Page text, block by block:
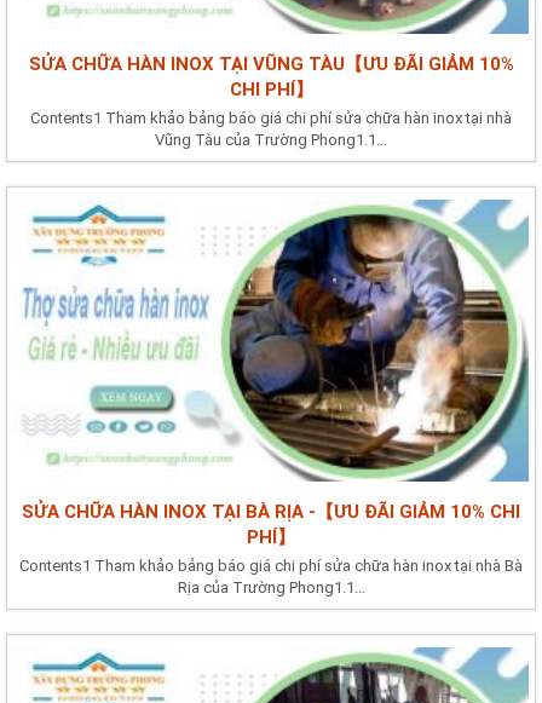
SỬA CHỮA HÀN INOX TẠI VŨNG TÀU【ƯU ĐÃI GIẢM 10%
CHI PHÍ】
Contents1 Tham khảo bảng báo giá chi phí sửa chữa hàn inox tại nhà
Vũng Tàu của Trường Phong1.1...
SỬA CHỮA HÀN INOX TẠI BÀ RỊA -【ƯU ĐÃI GIẢM 10% CHI
PHÍ】
Contents1 Tham khảo bảng báo giá chi phí sửa chữa hàn inox tại nhà Bà
Rịa của Trường Phong1.1...